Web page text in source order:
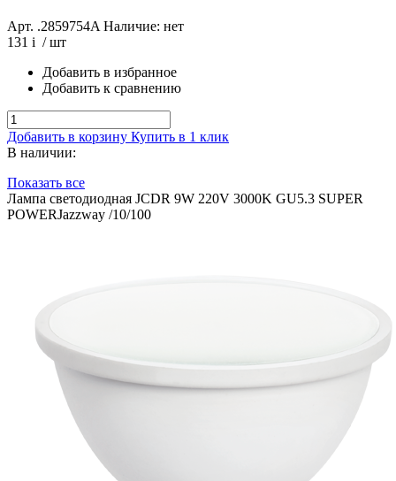
Арт. .2859754A Наличие: нет
131 i / шт
Добавить в избранное
Добавить к сравнению
Добавить в корзину Купить в 1 клик
В наличии:
Показать все
Лампа светодиодная JCDR 9W 220V 3000K GU5.3 SUPER
POWERJazzway /10/100